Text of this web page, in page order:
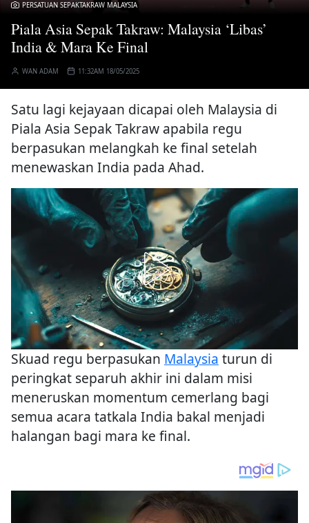
PERSATUAN SEPAKTAKRAW MALAYSIA
Piala Asia Sepak Takraw: Malaysia ‘Libas’
India & Mara Ke Final
WAN ADAM 11:32AM 18/05/2025
Satu lagi kejayaan dicapai oleh Malaysia di
Piala Asia Sepak Takraw apabila regu
berpasukan melangkah ke final setelah
menewaskan India pada Ahad.
Skuad regu berpasukan Malaysia turun di
peringkat separuh akhir ini dalam misi
meneruskan momentum cemerlang bagi
semua acara tatkala India bakal menjadi
halangan bagi mara ke final.